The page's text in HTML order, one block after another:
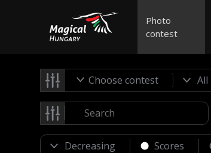
Photo
contest
Choose contest
Scores